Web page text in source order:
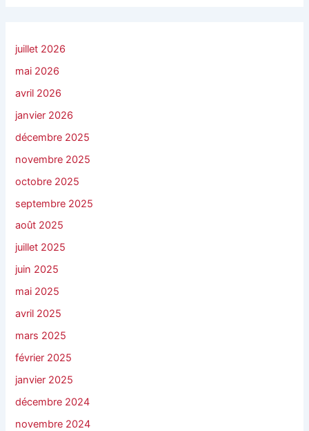
juillet 2026
mai 2026
avril 2026
janvier 2026
décembre 2025
novembre 2025
octobre 2025
septembre 2025
août 2025
juillet 2025
juin 2025
mai 2025
avril 2025
mars 2025
février 2025
janvier 2025
décembre 2024
novembre 2024